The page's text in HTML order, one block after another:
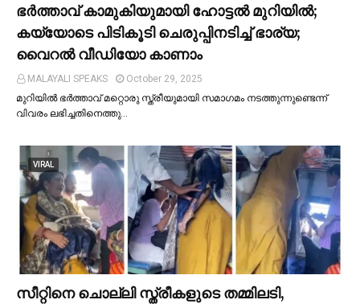
ഭര്‍ത്താവ് കാമുകിയുമായി ഹോട്ടല്‍ മുറിയില്‍;
കയ്യോടെ പിടികൂടി ചെരുപ്പിനടിച്ച്‌ ഭാര്യ;
വൈറൽ വീഡിയോ കാണാം
MALAYALI SPEAKS
October 29, 2025
മുറിയില്‍ ഭർത്താവ് മറ്റൊരു സ്ത്രീയുമായി സമാഗമം നടത്തുന്നുണ്ടെന്ന്
വിവരം ലഭിച്ചതിനെത്തു…
VIRAL
സീറ്റിനെ ചൊല്ലി സ്ത്രീകളുടെ തമ്മിലടി,